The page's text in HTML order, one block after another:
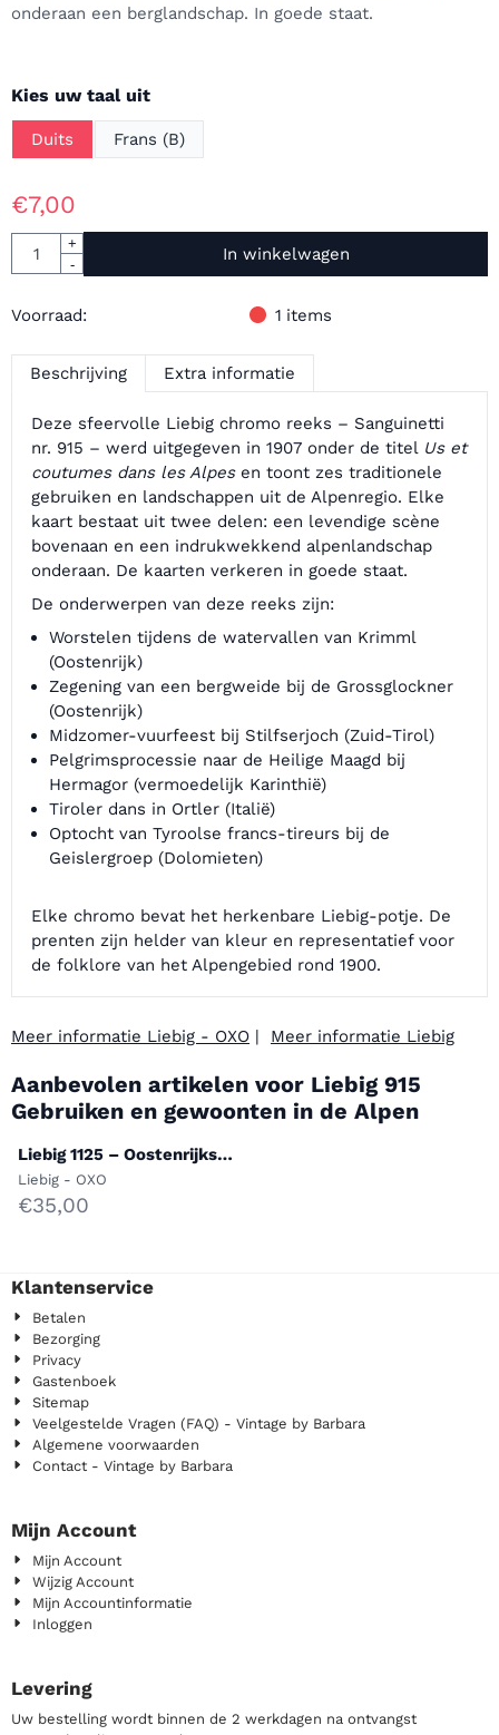
onderaan een berglandschap. In goede staat.
Maak een keuze voor
Kies uw taal uit
Duits Frans (B)
€7,00
Aantal
+
-
In winkelwagen
Voorraad: 1 items
Beschrijving Extra informatie
Deze sfeervolle Liebig chromo reeks – Sanguinetti
nr. 915 – werd uitgegeven in 1907 onder de titel Us et
coutumes dans les Alpesen toont zes traditionele
gebruiken en landschappen uit de Alpenregio. Elke
kaart bestaat uit twee delen: een levendige scène
bovenaan en een indrukwekkend alpenlandschap
onderaan. De kaarten verkeren in goede staat.
De onderwerpen van deze reeks zijn:
Worstelen tijdens de watervallen van Krimml
(Oostenrijk)
Zegening van een bergweide bij de Grossglockner
(Oostenrijk)
Midzomer-vuurfeest bij Stilfserjoch (Zuid-Tirol)
Pelgrimsprocessie naar de Heilige Maagd bij
Hermagor (vermoedelijk Karinthië)
Tiroler dans in Ortler (Italië)
Optocht van Tyroolse francs-tireurs bij de
Geislergroep (Dolomieten)
Elke chromo bevat het herkenbare Liebig-potje. De
prenten zijn helder van kleur en representatief voor
de folklore van het Alpengebied rond 1900.
Meer informatie Liebig - OXO | Meer informatie Liebig
Aanbevolen artikelen voor Liebig 915
Gebruiken en gewoonten in de Alpen
Liebig 1125 – Oostenrijkse
klederdracht en zichten
Merk:
Liebig - OXO
Prijs: 35,00
€35,00
Klantenservice
Betalen
Bezorging
Privacy
Gastenboek
Sitemap
Veelgestelde Vragen (FAQ) - Vintage by Barbara
Algemene voorwaarden
Contact - Vintage by Barbara
Mijn Account
Mijn Account
Wijzig Account
Mijn Accountinformatie
Inloggen
Levering
Uw bestelling wordt binnen de 2 werkdagen na ontvangst